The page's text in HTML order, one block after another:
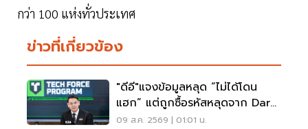
กว่า 100 แห่งทั่วประเทศ
ข่าวที่เกี่ยวข้อง
"ดีอี"แจงข้อมูลหลุด “ไม่ได้โดน
แฮก” แต่ถูกซื้อรหัสหลุดจาก Dark
Web มาสวมสิทธิ์
09 ส.ค. 2569 | 01:01 น.